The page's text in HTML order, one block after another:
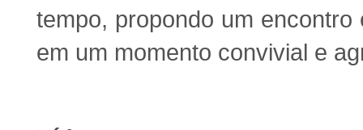
tempo, propondo um
em um momento convivial e